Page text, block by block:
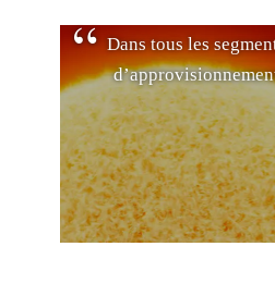
Dans tous les segmen
d’approvisionnemen
s olaire à petit e échel